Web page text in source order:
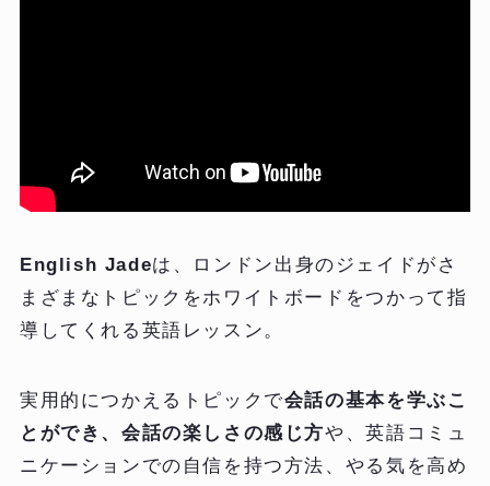
English Jadeは、ロンドン出身のジェイドがさ
まざまなトピックをホワイトボードをつかって指
導してくれる英語レッスン。
実用的につかえるトピックで会話の基本を学ぶこ
とができ、会話の楽しさの感じ方や、英語コミュ
ニケーションでの自信を持つ方法、やる気を高め